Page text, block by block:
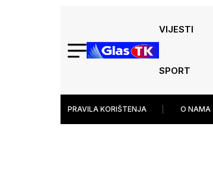
VIJESTI
SPORT
PRAVILA KORIŠTENJA O NAMA